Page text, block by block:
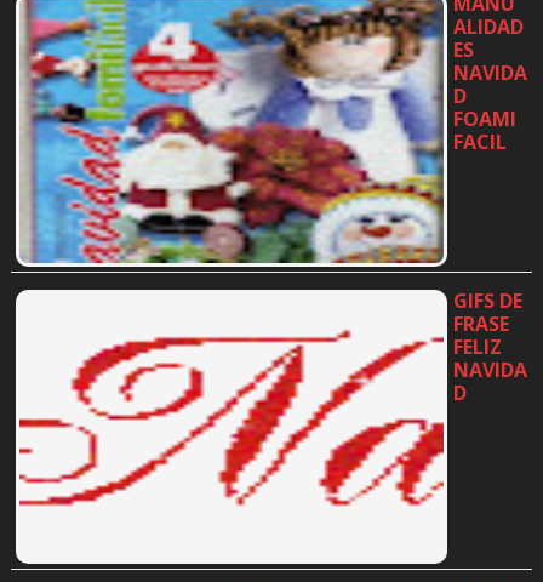
ALIDAD
ES
NAVIDA
D
FOAMI
FACIL
GIFS DE
FRASE
FELIZ
NAVIDA
D